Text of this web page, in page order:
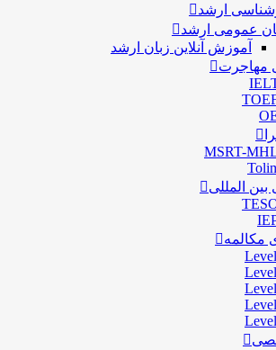
ارشد
عمومی ارشد
آموزش آنلاین زبان ارشد
مهاجرت
MSRT-
بین المللی
مکالمه